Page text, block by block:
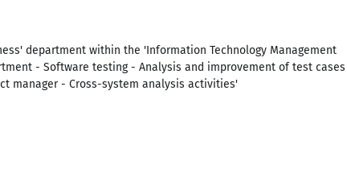
department within the 'Information Technology Management
- Software testing - Analysis and improvement of test
manager - Cross-system analysis activities'